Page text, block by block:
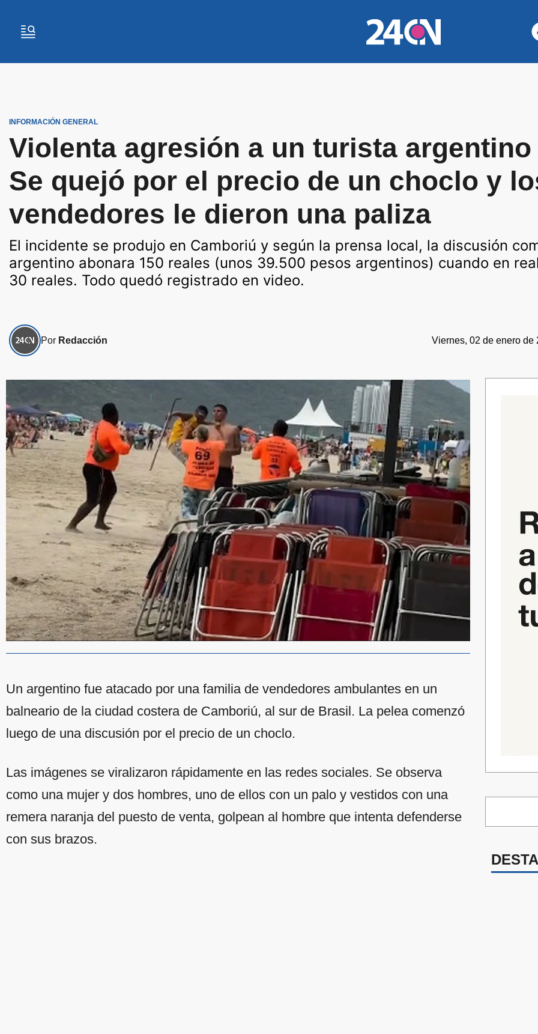
INFORMACIÓN GENERAL
Violenta agresión a un turista
Se quejó por el precio de un choclo y
vendedores le dieron una paliza
El incidente se produjo en Camboriú y según la prensa local, la discusión
argentino abonara 150 reales (unos 39.500 pesos argentinos) cuando en
30 reales. Todo quedó registrado en video.
Por Redacción Viernes, 02 de enero de
Un argentino fue atacado por una familia de vendedores ambulantes en un
balneario de la ciudad costera de Camboriú, al sur de Brasil. La pelea comenzó
luego de una discusión por el precio de un choclo.
Las imágenes se viralizaron rápidamente en las redes sociales. Se observa
como una mujer y dos hombres, uno de ellos con un palo y vestidos con una
remera naranja del puesto de venta, golpean al hombre que intenta defenderse
con sus brazos.